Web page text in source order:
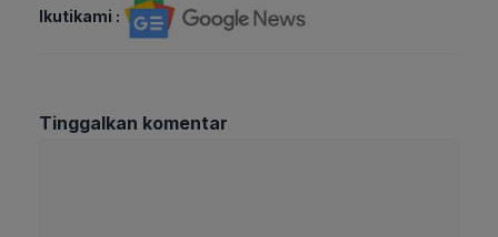
Ikutikami :
Tinggalkan komentar